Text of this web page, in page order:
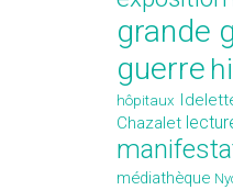
grande
guerre
hôpitaux
Chazalet
médiathèque